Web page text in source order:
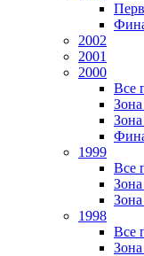
2002
2001
2000
Все
1999
Все
1998
Все